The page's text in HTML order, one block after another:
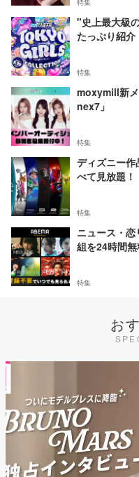
特集
"史上最大級
たっぷり紹介
特集
moxymill新
nex7」
特集
ディズニー
べて見放題！
特集
ニュース・
組を24時間無
特集
お